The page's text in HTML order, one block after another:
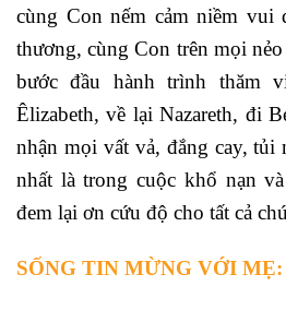
cùng Con nếm cảm niềm vui
thương, cùng Con trên mọi
bước đầu hành trình thăm
Êlizabeth, về lại Nazareth, đi
nhận mọi vất vả, đắng cay, tủi
nhất là trong cuộc khổ nạn
đem lại ơn cứu độ cho tất cả
SỐNG TIN MỪNG VỚI MẸ: